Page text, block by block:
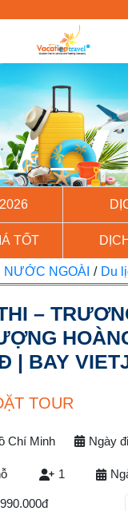
TỐT
NƯỚC NGOÀI / Du
–
| BAY
TOUR
Chí Minh Ngày
Số lượng khách
1